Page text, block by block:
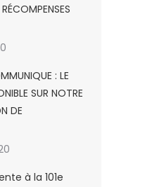
: LE
SUR NOTRE
DE
à la 101e